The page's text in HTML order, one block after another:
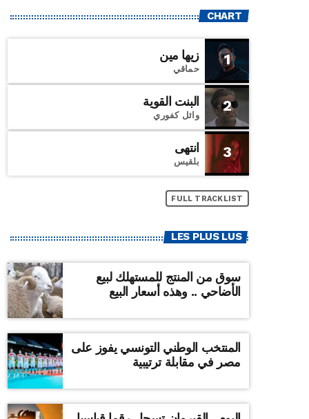
CHART
1 زيها مين
حماقي
2 البنت القوية
وائل كفوري
3 انتهى
بلقيس
FULL TRACKLIST
LES PLUS LUS
سوق من المنتج للمستهلك لبيع
الأضاحي .. وهذه أسعار البيع
المنتخب الوطني التونسي يفوز على
مصر في مقابلة ترتيبية